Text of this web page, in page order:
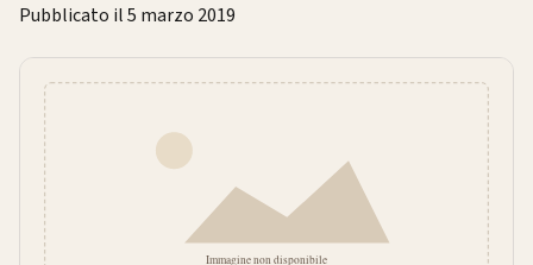
Pubblicato il 5 marzo 2019